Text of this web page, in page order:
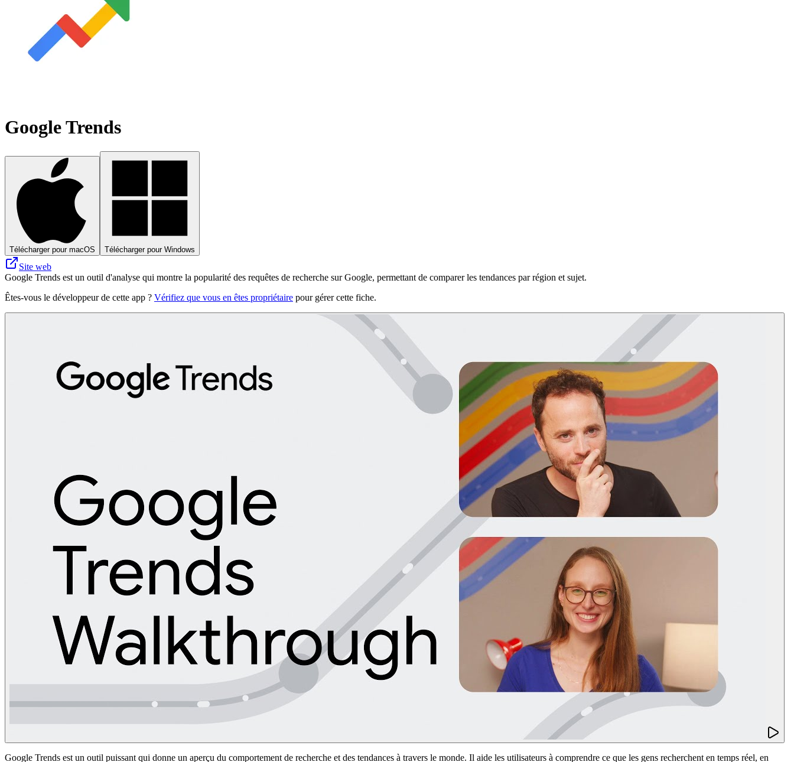
Google Trends
Télécharger pour macOS Télécharger pour Windows
Site web
Google Trends est un outil d'analyse qui montre la popularité des requêtes de recherche sur Google, permettant de comparer les tendances par région et sujet.
Êtes-vous le développeur de cette app ? Vérifiez que vous en êtes propriétaire pour gérer cette fiche.
Google Trends est un outil puissant qui donne un aperçu du comportement de recherche et des tendances à travers le monde. Il aide les utilisateurs à comprendre ce que les gens recherchent en temps réel, en